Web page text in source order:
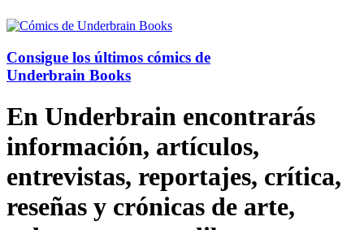
Consigue los últimos cómics de
Underbrain Books
En Underbrain encontrarás
información, artículos,
entrevistas, reportajes, crítica,
reseñas y crónicas de arte,